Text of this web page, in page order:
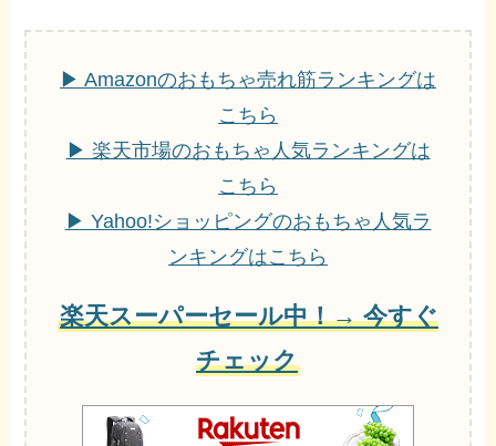
▶ Amazonのおもちゃ売れ筋ランキングは
こちら
▶ 楽天市場のおもちゃ人気ランキングは
こちら
▶ Yahoo!ショッピングのおもちゃ人気ラ
ンキングはこちら
楽天スーパーセール中！→ 今すぐ
チェック